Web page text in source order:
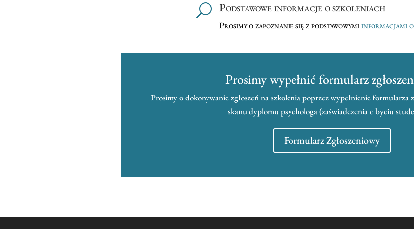
U Podstawowe informacje o szkoleniach
Prosimy o zapoznanie się z podstawowymiinformacjami
Prosimy wypełnić formularz
Prosimy o dokonywanie zgłoszeń na szkolenia poprzez wypełnienie formularza
skanu dyplomu psychologa (zaświadczenia o byciu
Formularz Zgłoszeniowy